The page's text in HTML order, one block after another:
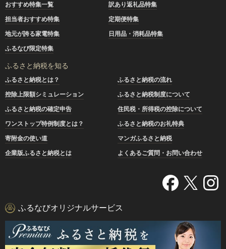
おすすめ特集一覧
訳あり返礼品特集
担当者おすすめ特集
定期便特集
地元が誇る家電特集
日用品・消耗品特集
ふるなび限定特集
ふるさと納税を知る
ふるさと納税とは？
ふるさと納税の流れ
控除上限額シミュレーション
ふるさと納税制度について
ふるさと納税の確定申告
住民税・所得税の控除について
ワンストップ特例制度とは？
ふるさと納税のお礼特典
寄附金の使い道
マンガふるさと納税
企業版ふるさと納税とは
よくあるご質問・お問い合わせ
ふるなびオリジナルサービス